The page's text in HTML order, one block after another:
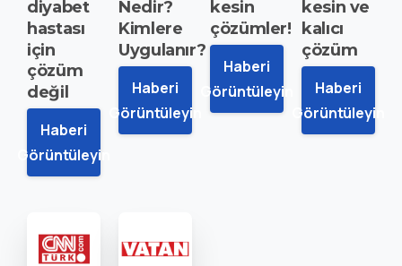
diyabet
hastası
için
çözüm
değil
Haberi
Görüntüleyin
Nedir?
Kimlere
Uygulanır?
Haberi
Görüntüleyin
kesin
çözümler!
Haberi
Görüntüleyin
kesin ve
kalıcı
çözüm
Haberi
Görüntüleyin